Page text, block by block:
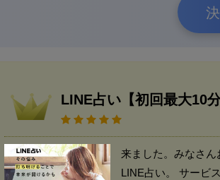
LINE占い【初回最大10
来ました。みなさん
LINE占い。 サービ